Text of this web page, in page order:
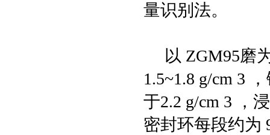
量识别法。
以 ZGM95磨为
1.5~1.8 g/cm 3
于2.2 g/cm 3 ，
密封环每段约为